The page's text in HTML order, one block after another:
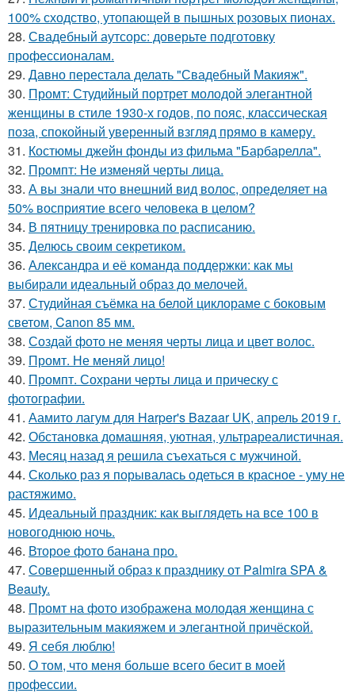
100% сходство, утопающей в пышных розовых пионах.
28. Свадебный аутсорс: доверьте подготовку
профессионалам.
29. Давно перестала делать "Свадебный Макияж".
30. Промт: Студийный портрет молодой элегантной
женщины в стиле 1930-х годов, по пояс, классическая
поза, спокойный уверенный взгляд прямо в камеру.
31. Костюмы джейн фонды из фильма "Барбарелла".
32. Промпт: Не изменяй черты лица.
33. А вы знали что внешний вид волос, определяет на
50% восприятие всего человека в целом?
34. В пятницу тренировка по расписанию.
35. Делюсь своим секретиком.
36. Александра и её команда поддержки: как мы
выбирали идеальный образ до мелочей.
37. Студийная съёмка на белой циклораме с боковым
светом, Canon 85 мм.
38. Создай фото не меняя черты лица и цвет волос.
39. Промт. Не меняй лицо!
40. Промпт. Сохрани черты лица и прическу с
фотографии.
41. Аамито лагум для Harper's Bazaar UK, апрель 2019 г.
42. Обстановка домашняя, уютная, ультрареалистичная.
43. Мeсяц назад я решила съeхаться с мужчиной.
44. Сколько раз я порывалась одеться в красное - уму не
растяжимо.
45. Идеальный праздник: как выглядеть на все 100 в
новогоднюю ночь.
46. Второе фото банана про.
47. Совершенный образ к празднику от Palmira SPA &
Beauty.
48. Промт на фото изображена молодая женщина с
выразительным макияжем и элегантной причёской.
49. Я себя люблю!
50. О том, что меня больше всего бесит в моей
профессии.